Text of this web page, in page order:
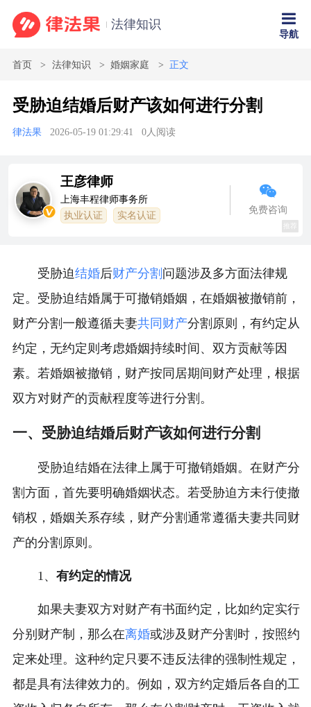
法律知识
导航
首页 法律知识 婚姻家庭 正文
受胁迫结婚后财产该如何进行分割
律法果 2026-05-19 01:29:41 0人阅读
王彦律师
上海丰程律师事务所
执业认证 实名认证
免费咨询
受胁迫结婚后财产分割 问题涉及多方面法律规
定。受胁迫结婚属于可撤销婚姻，在婚姻被撤销前，
财产分割一般遵循夫妻共同财产分割原则，有约定从
约定，无约定则考虑婚姻持续时间、双方贡献等因
素。若婚姻被撤销，财产按同居期间财产处理，根据
双方对财产的贡献程度等进行分割。
一、受胁迫结婚后财产该如何进行分割
受胁迫结婚在法律上属于可撤销婚姻。在财产分
割方面，首先要明确婚姻状态。若受胁迫方未行使撤
销权，婚姻关系存续，财产分割通常遵循夫妻共同财
产的分割原则。
1、 有约定的情况
如果夫妻双方对财产有书面约定，比如约定实行
分别财产制，那么在离婚或涉及财产分割时，按照约
定来处理。这种约定只要不违反法律的强制性规定，
都是具有法律效力的。例如，双方约定婚后各自的工